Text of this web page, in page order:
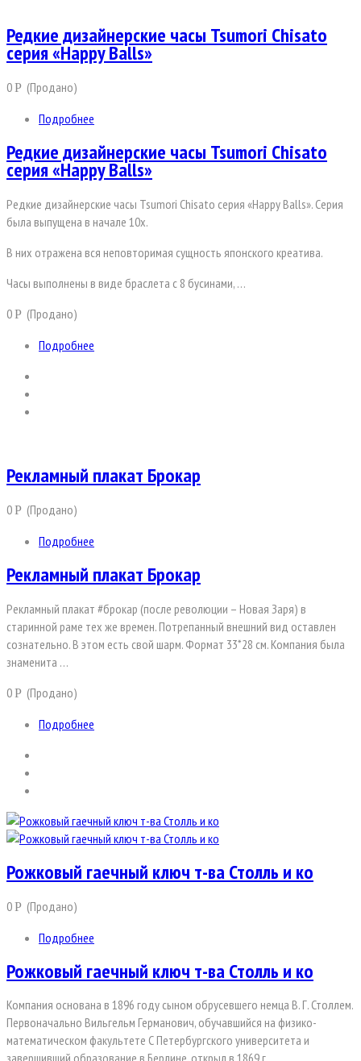
Редкие дизайнерские часы Tsumori Chisato
серия «Happy Balls»
0Р (Продано)
Подробнее
Редкие дизайнерские часы Tsumori Chisato
серия «Happy Balls»
Редкие дизайнерские часы Tsumori Chisato серия «Happy Balls». Серия
была выпущена в начале 10х.
В них отражена вся неповторимая сущность японского креатива.
Часы выполнены в виде браслета с 8 бусинами, …
0Р (Продано)
Подробнее
Рекламный плакат Брокар
0Р (Продано)
Подробнее
Рекламный плакат Брокар
Рекламный плакат #брокар (после революции – Новая Заря) в
старинной раме тех же времен. Потрепанный внешний вид оставлен
сознательно. В этом есть свой шарм. Формат 33*28 см. Компания была
знаменита …
0Р (Продано)
Подробнее
Рожковый гаечный ключ т-ва Столль и ко
0Р (Продано)
Подробнее
Рожковый гаечный ключ т-ва Столль и ко
Компания основана в 1896 году сыном обрусевшего немца В. Г. Столлем.
Первоначально Вильгельм Германович, обучавшийся на физико-
математическом факультете С Петербургского университета и